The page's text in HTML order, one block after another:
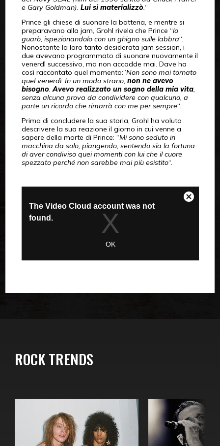
e Gary Goldman). Lui si materializzò.“
Prince gli chiese di suonare la batteria, e mentre si
preparavano alla jam, Grohl rivela che Prince “lo
guarò, ispezionandolo con un ghigno sulle labbra“.
Nonostante la loro tanto desiderata jam session, i
due avevano programmato di suonare nuovamente il
venerdì successivo, ma non accadde mai. Dave ha
così raccontato quel momento:”Non sono mai tornato
quel venerdì. In un modo strano, non ne avevo
bisogno.Avevo realizzato un sogno della mia vita,
senza alcuna prova da condividere con qualcuno, a
parte un ricordo che rimarrà con me per sempre“.
Prima di concludere la sua storia, Grohl ha voluto
descrivere la sua reazione il giorno in cui venne a
sapere della morte di Prince: “Mi sono seduto in
macchina da solo, piangendo, sentendo sia la fortuna
di aver condiviso quei momenti con lui che il cuore
spezzato perché non sarebbe mai più esistito“.
ROCK TRENDS